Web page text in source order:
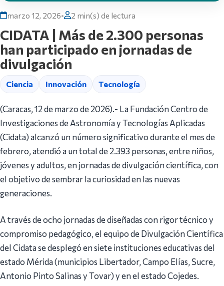
marzo 12, 2026• 2 min(s) de lectura
CIDATA | Más de 2.300 personas
han participado en jornadas de
divulgación
Ciencia Innovación Tecnología
(Caracas, 12 de marzo de 2026).- La Fundación Centro de
Investigaciones de Astronomía y Tecnologías Aplicadas
(Cidata) alcanzó un número significativo durante el mes de
febrero, atendió a un total de 2.393 personas, entre niños,
jóvenes y adultos, en jornadas de divulgación científica, con
el objetivo de sembrar la curiosidad en las nuevas
generaciones.
A través de ocho jornadas de diseñadas con rigor técnico y
compromiso pedagógico, el equipo de Divulgación Científica
del Cidata se desplegó en siete instituciones educativas del
estado Mérida (municipios Libertador, Campo Elías, Sucre,
Antonio Pinto Salinas y Tovar) y en el estado Cojedes.